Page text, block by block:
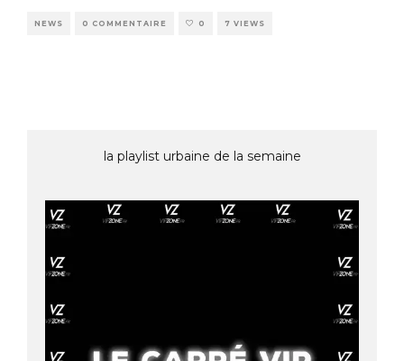
NEWS 0 COMMENTAIRE 0 7 VIEWS
la playlist urbaine de la semaine